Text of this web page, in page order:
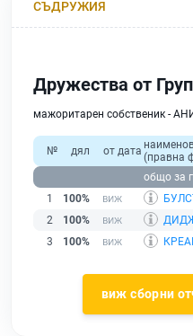
СЪДРУЖИЯ
Дружества от
мажоритарен собственик -
№ дял от дата (правна
общо за
1
100%
2
100%
3
100%
виж сборни